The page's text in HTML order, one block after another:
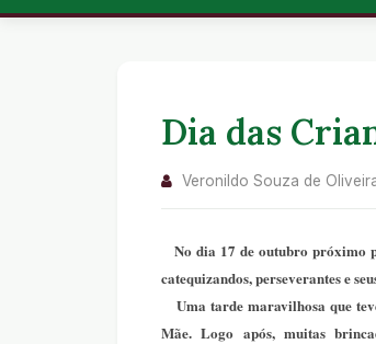
Dia das
Veronildo Souza de
No dia 17 de outubro próximo
catequizandos, perseverantes e
Uma tarde maravilhosa que
Mãe. Logo após, muitas